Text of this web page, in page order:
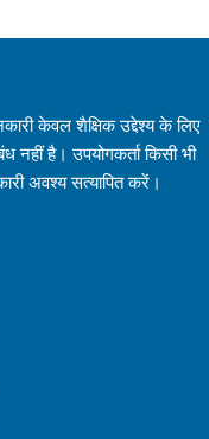
केवल शैक्षिक उद्देश्य के लिए
नहीं है। उपयोगकर्ता किसी भी
अवश्य सत्यापित करें।